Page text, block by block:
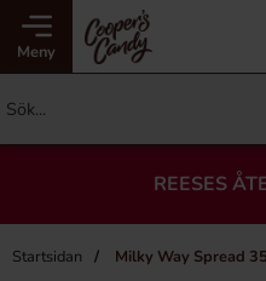
Meny
REESES
Startsidan Milky Way Spread